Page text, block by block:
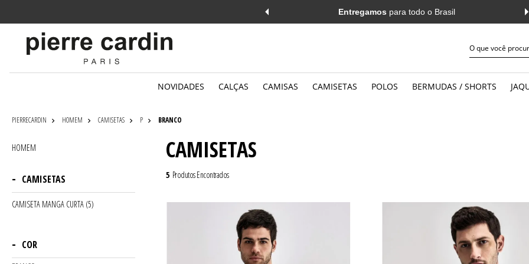
Entregamos para todo o Brasil
NOVIDADES CALÇAS CAMISAS CAMISETAS POLOS BERMUDAS / SHORTS
PIERRECARDIN HOMEM CAMISETAS P BRANCO
HOMEM
CAMISETAS
CAMISETA MANGA CURTA (5)
COR
CAMISETAS
5 Produtos Encontrados